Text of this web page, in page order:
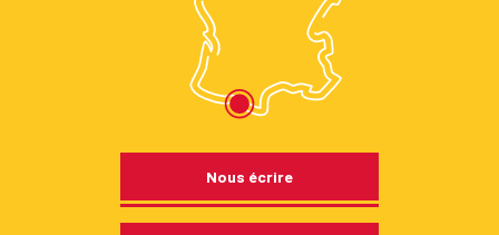
Nous écrire